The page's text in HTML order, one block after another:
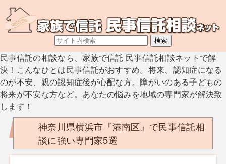
民事信託の相談なら、家族で信託 民事信託相談ネットで解
決！こんなひとは民事信託がおすすめ。将来、認知症になる
のが不安、親の認知症後が心配な方。障がいのある子どもの
将来が不安な方など。あなたの悩みを地域の専門家が解決致
します！
神奈川県横浜市『港南区』で民事信託相
談に強い専門家5選